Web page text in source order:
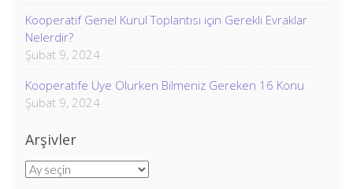
Kooperatif Genel Kurul Toplantısı için Gerekli Evraklar
Nelerdir?
Şubat 9, 2024
Kooperatife Üye Olurken Bilmeniz Gereken 16 Konu
Şubat 9, 2024
Arşivler
Arşivler